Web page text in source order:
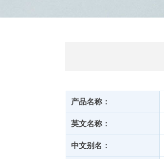
产品名称：
英文名称：
中文别名：